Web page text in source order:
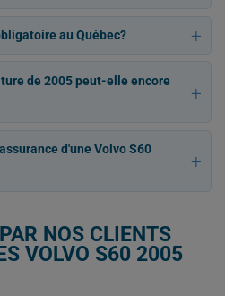
au Québec?
de 2005 peut-elle encore
d'une Volvo S60
NOS CLIENTS
VOLVO S60 2005